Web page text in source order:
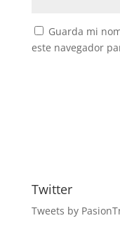
Guarda mi
este navegador
Twitter
Tweets by